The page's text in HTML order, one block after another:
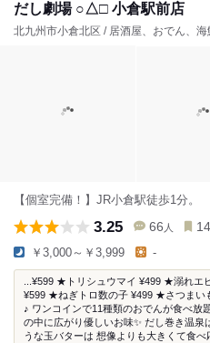
だし劇場 ○△□ 小倉駅前店
北九州市小倉北区 / 居酒屋、おでん、海
【個室完備！】JR小倉駅徒歩1分。
3.25 66 人
￥3,000～￥3,999 -
...¥599 ★トリシュウマイ ¥499 ★溺れエ
¥599 ★ねぎトロ数の子 ¥499 ★さつまい
♪ ワンコインで11種類のおでんが食べ放
の中に広がり優しいお味✨ だし巻き温
うな玉バターは 想像よりも大きくて食